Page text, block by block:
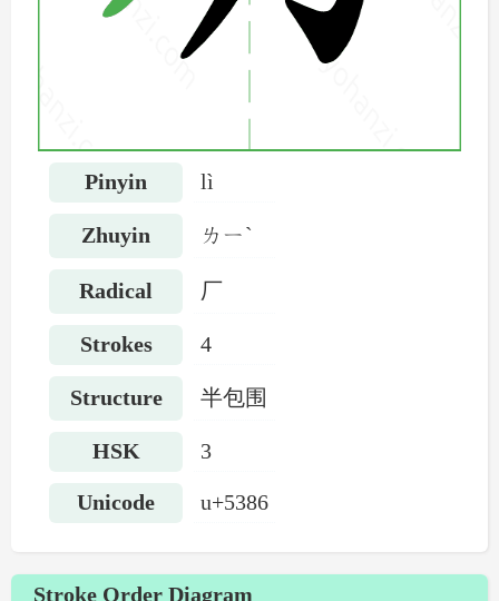
Pinyin lì
Zhuyin ㄌㄧˋ
Radical 厂
Strokes 4
Structure 半包围
HSK 3
Unicode u+5386
Stroke Order Diagram